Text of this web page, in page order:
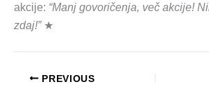
akcije: “Manj govoričenja, več akcije!
zdaj!”★
PREVIOUS